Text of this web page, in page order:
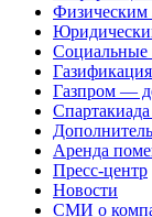
Физическим
Социальные
Газпром —
Аренда
Пресс-центр
Новости
СМИ о